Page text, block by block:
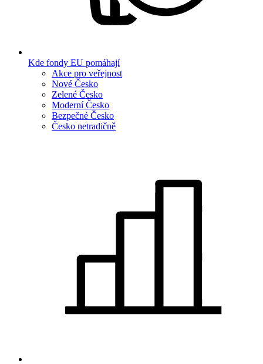
Kde fondy EU pomáhají
Akce pro veřejnost
Nové Česko
Zelené Česko
Moderní Česko
Bezpečné Česko
Česko netradičně